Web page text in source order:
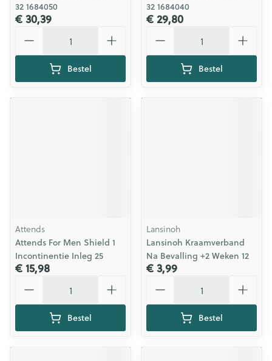
32 1684050
€ 30,39
Bestel
32 1684040
€ 29,80
Bestel
Attends
Attends For Men Shield 1
Incontinentie Inleg 25
€ 15,98
Bestel
Lansinoh
Lansinoh Kraamverband
Na Bevalling +2 Weken 12
€ 3,99
Bestel